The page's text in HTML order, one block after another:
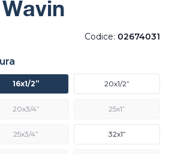
Codice: 02674031
16x1/2” 20x1/2”
20x3/4” 25x1”
25x3/4” 32x1”